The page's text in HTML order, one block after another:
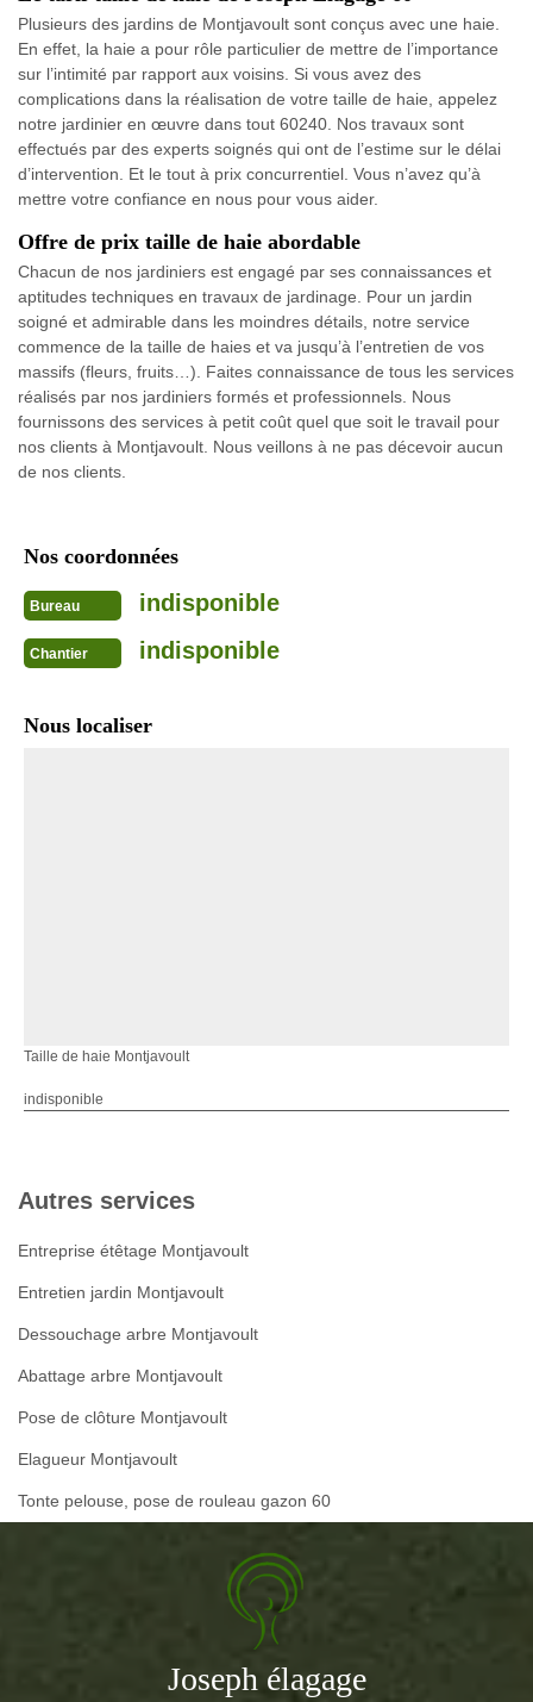
Plusieurs des jardins de Montjavoult sont conçus avec une haie.
En effet, la haie a pour rôle particulier de mettre de l’importance
sur l’intimité par rapport aux voisins. Si vous avez des
complications dans la réalisation de votre taille de haie, appelez
notre jardinier en œuvre dans tout 60240. Nos travaux sont
effectués par des experts soignés qui ont de l’estime sur le délai
d’intervention. Et le tout à prix concurrentiel. Vous n’avez qu’à
mettre votre confiance en nous pour vous aider.
Offre de prix taille de haie abordable
Chacun de nos jardiniers est engagé par ses connaissances et
aptitudes techniques en travaux de jardinage. Pour un jardin
soigné et admirable dans les moindres détails, notre service
commence de la taille de haies et va jusqu’à l’entretien de vos
massifs (fleurs, fruits…). Faites connaissance de tous les services
réalisés par nos jardiniers formés et professionnels. Nous
fournissons des services à petit coût quel que soit le travail pour
nos clients à Montjavoult. Nous veillons à ne pas décevoir aucun
de nos clients.
Nos coordonnées
Bureau indisponible
Chantier indisponible
Nous localiser
Taille de haie Montjavoult
indisponible
Autres services
Entreprise étêtage Montjavoult
Entretien jardin Montjavoult
Dessouchage arbre Montjavoult
Abattage arbre Montjavoult
Pose de clôture Montjavoult
Elagueur Montjavoult
Tonte pelouse, pose de rouleau gazon 60
Joseph élagage